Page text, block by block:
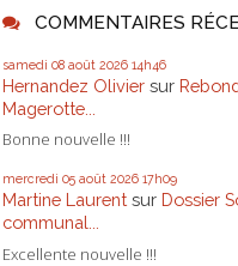
COMMENTAIRES
samedi 08 août 2026 14h46
Hernandez Olivier sur
Magerotte...
Bonne nouvelle !!!
mercredi 05 août 2026 17h09
Martine Laurentsur Dossier
communal...
Excellente nouvelle !!!